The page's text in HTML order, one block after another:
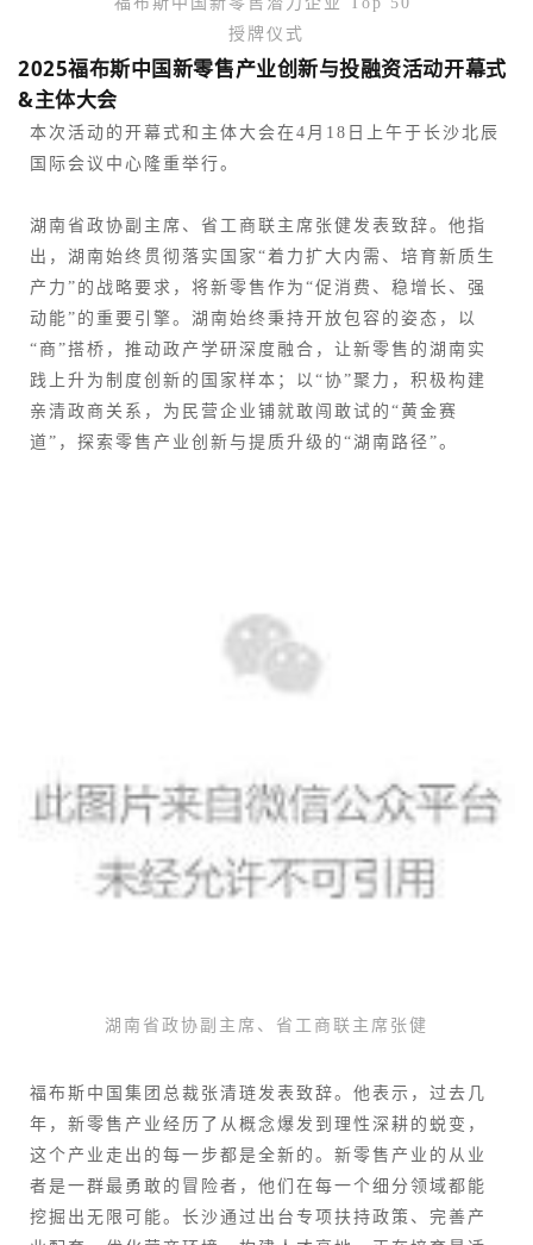
授牌仪式
2025福布斯中国新零售产业创新与投融资活动开幕式
&主体大会
本次活动的开幕式和主体大会在4月18日上午于长沙北辰
国际会议中心隆重举行。
湖南省政协副主席、省工商联主席张健发表致辞。他指
出，湖南始终贯彻落实国家“着力扩大内需、培育新质生
产力”的战略要求，将新零售作为“促消费、稳增长、强
动能”的重要引擎。湖南始终秉持开放包容的姿态，以
“商”搭桥，推动政产学研深度融合，让新零售的湖南实
践上升为制度创新的国家样本；以“协”聚力，积极构建
亲清政商关系，为民营企业铺就敢闯敢试的“黄金赛
道”，探索零售产业创新与提质升级的“湖南路径”。
湖南省政协副主席、省工商联主席张健
福布斯中国集团总裁张清琏发表致辞。他表示，过去几
年，新零售产业经历了从概念爆发到理性深耕的蜕变，
这个产业走出的每一步都是全新的。新零售产业的从业
者是一群最勇敢的冒险者，他们在每一个细分领域都能
挖掘出无限可能。长沙通过出台专项扶持政策、完善产